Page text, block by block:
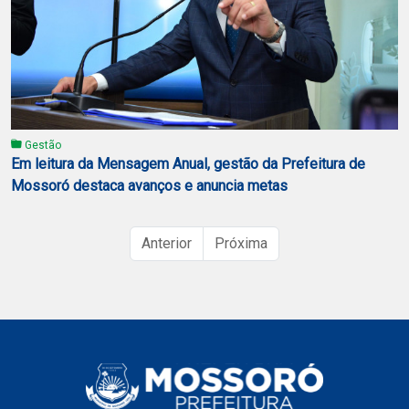
Gestão
Em leitura da Mensagem Anual, gestão da Prefeitura de
Mossoró destaca avanços e anuncia metas
Anterior Próxima